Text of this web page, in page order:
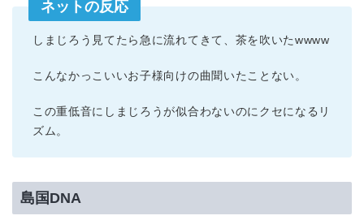
ネットの反応
しまじろう見てたら急に流れてきて、茶を吹いたwwww
こんなかっこいいお子様向けの曲聞いたことない。
この重低音にしまじろうが似合わないのにクセになるリ
ズム。
島国DNA